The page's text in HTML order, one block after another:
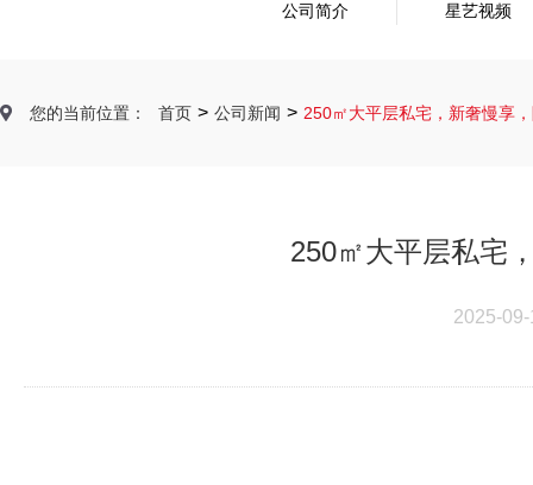
公司简介 星艺视频
您的当前位置： 首页 > 公司新闻 > 250㎡大平层私宅，新奢慢享
250㎡大平层私宅
2025-